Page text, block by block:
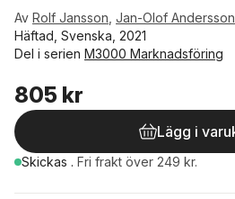
Av Rolf Jansson Jan-Olof Andersson
Häftad, Svenska, 2021
Del i serien M3000 Marknadsföring
805 kr
Lägg i
Skickas . Fri frakt över 249 kr.